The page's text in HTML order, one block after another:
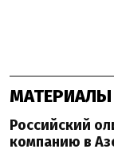
Российский
компанию в